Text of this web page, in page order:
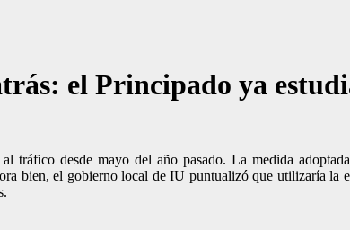
el Principado ya
tráfico desde mayo del año pasado. La medida
bien, el gobierno local de IU puntualizó que utilizaría la